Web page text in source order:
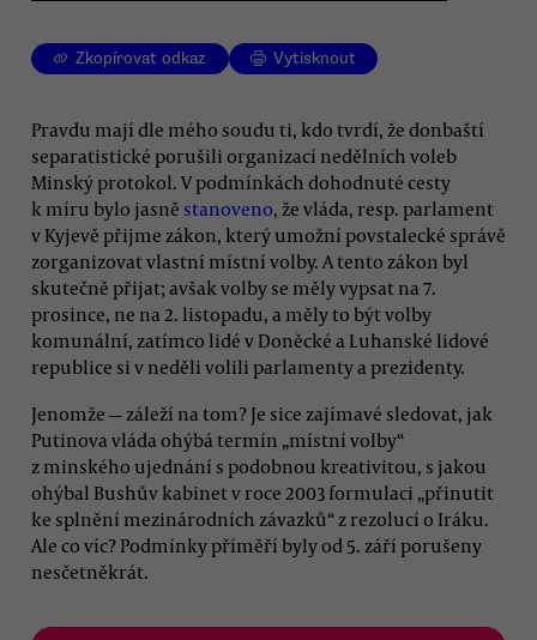
Zkopírovat odkaz Vytisknout
Pravdu mají dle mého soudu ti, kdo tvrdí, že donbaští
separatistické porušili organizací nedělních voleb
Minský protokol. V podmínkách dohodnuté cesty
k míru bylo jasně stanoveno, že vláda, resp. parlament
v Kyjevě přijme zákon, který umožní povstalecké správě
zorganizovat vlastní místní volby. A tento zákon byl
skutečně přijat; avšak volby se měly vypsat na 7.
prosince, ne na 2. listopadu, a měly to být volby
komunální, zatímco lidé v Doněcké a Luhanské lidové
republice si v neděli volili parlamenty a prezidenty.
Jenomže — záleží na tom? Je sice zajímavé sledovat, jak
Putinova vláda ohýbá termín „místní volby“
z minského ujednání s podobnou kreativitou, s jakou
ohýbal Bushův kabinet v roce 2003 formulaci „přinutit
ke splnění mezinárodních závazků“ z rezolucí o Iráku.
Ale co víc? Podmínky příměří byly od 5. září porušeny
nesčetněkrát.